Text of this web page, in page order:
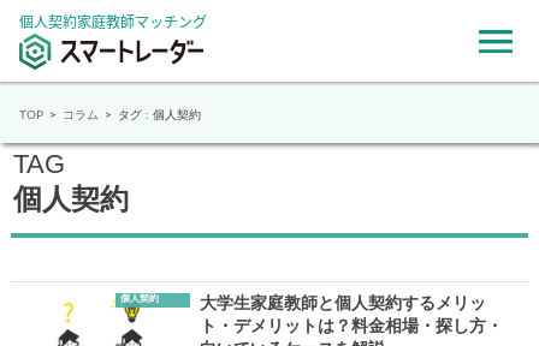
個人契約家庭教師マッチング
TOP コラム タグ : 個人契約
TAG
個人契約
個人契約
大学生家庭教師と個人契約するメリッ
ト・デメリットは？料金相場・探し方・